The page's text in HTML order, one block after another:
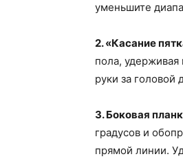
уменьшите
2. «Касание
пола,
руки за
3. Боковая
градусов и
прямой линии.